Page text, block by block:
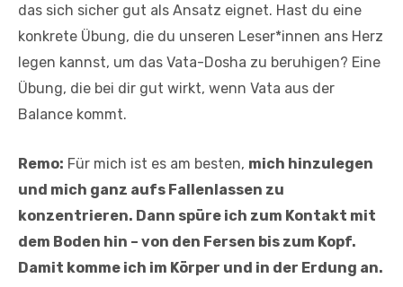
das sich sicher gut als Ansatz eignet. Hast du eine
konkrete Übung, die du unseren Leser*innen ans Herz
legen kannst, um das Vata-Dosha zu beruhigen? Eine
Übung, die bei dir gut wirkt, wenn Vata aus der
Balance kommt.
Remo: Für mich ist es am besten, mich hinzulegen
und mich ganz aufs Fallenlassen zu
konzentrieren. Dann spüre ich zum Kontakt mit
dem Boden hin – von den Fersen bis zum Kopf.
Damit komme ich im Körper und in der Erdung an.